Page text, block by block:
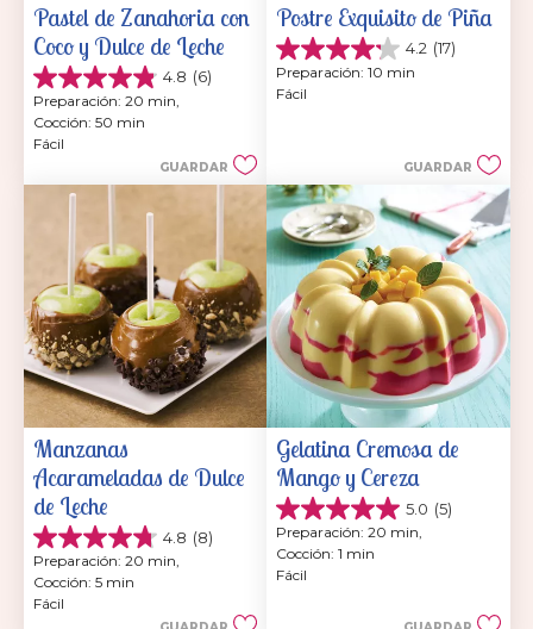
Pastel de Zanahoria con
Coco y Dulce de Leche
4.8 (6)
4.8
de
5
estrellas.
reseñas
Preparación: 20 min,
Cocción: 50 min
Fácil
GUARDAR
Postre Exquisito de Piña
4.2 (17)
4.2
de
5
Preparación: 10 min
Fácil
GUARDAR
Manzanas
Acarameladas de Dulce
de Leche
4.8 (8)
4.8
de
5
estrellas.
Preparación: 20 min,
Cocción: 5 min
Fácil
Gelatina Cremosa de
Mango y Cereza
5.0 (5)
5.0
de
5
estrellas.
Preparación: 20 min,
Cocción: 1 min
Fácil